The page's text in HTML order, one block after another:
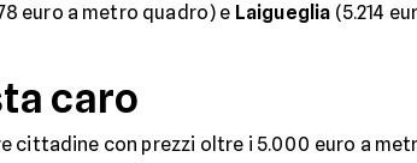
euro a metro quadro) e Laigueglia (5.214
caro
cittadine con prezzi oltre i 5.000 euro a